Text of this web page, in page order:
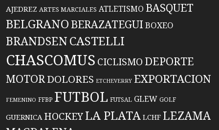
AJEDREZ ARTES MARCIALES ATLETISMO BASQUET
BELGRANO BERAZATEGUIBOXEO
BRANDSENCASTELLI
CHASCOMUS CICLISMO DEPORTE
MOTORDOLORES ETCHEVERRY EXPORTACION
FEMENINO FFBP FUTBOL FUTSAL GLEW GOLF
GUERNICA HOCKEYLA PLATA LCHF LEZAMA